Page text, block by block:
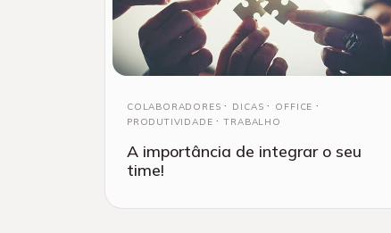
COLABORADORES DICAS
OFFICE
PRODUTIVIDADE
TRABALHO
A importância de integrar o seu
time!